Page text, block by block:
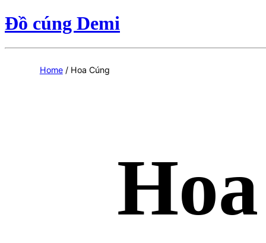
Đồ cúng Demi
Home/ Hoa Cúng